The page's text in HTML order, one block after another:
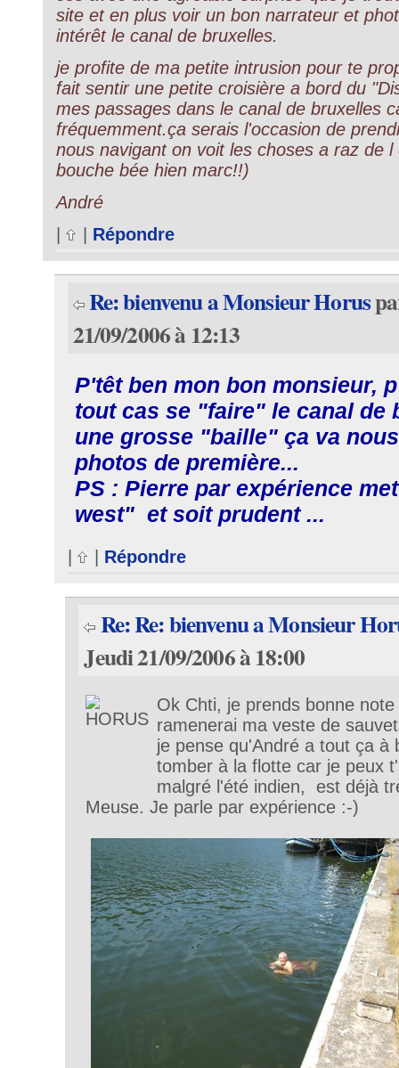
site et en plus voir un bon narrateur et
intérêt le canal de bruxelles.
je profite de ma petite intrusion pour te
fait sentir une petite croisière a bord du
mes passages dans le canal de bruxelles
fréquemment.ça serais l'occasion de
nous navigant on voit les choses a raz de
bouche bée hien marc!!)
André
Répondre
Re: bienvenu a Monsieur Horus
21/09/2006 à 12:13
P'têt ben mon bon monsieur,
tout cas se "faire" le canal de
une grosse "baille" ça va
photos de première...
PS : Pierre par expérience
west" et soit prudent ...
Répondre
Re: Re: bienvenu a Monsieur
Jeudi 21/09/2006 à 18:00
Ok Chti, je prends bonne
ramenerai ma veste de
je pense qu'André a tout ça à
tomber à la flotte car je peux
malgré l'été indien, est déjà
Meuse. Je parle par expérience :-)